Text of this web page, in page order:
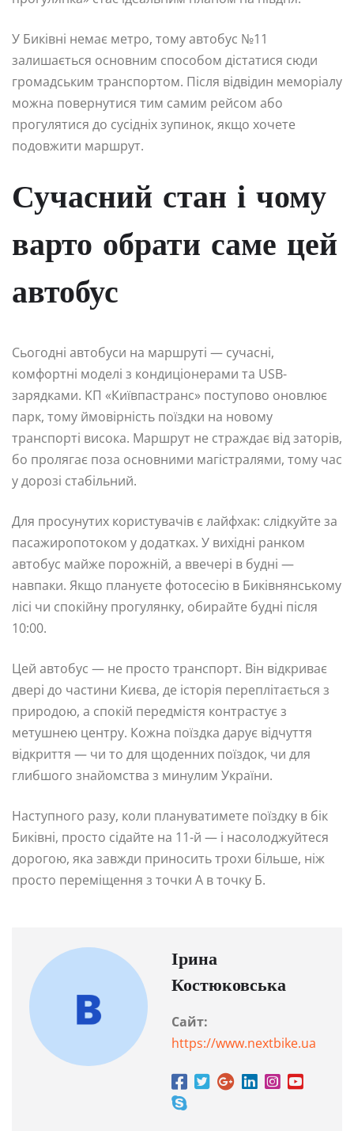
У Биківні немає метро, тому автобус №11
залишається основним способом дістатися сюди
громадським транспортом. Після відвідин меморіалу
можна повернутися тим самим рейсом або
прогулятися до сусідніх зупинок, якщо хочете
подовжити маршрут.
Сучасний стан і чому
варто обрати саме цей
автобус
Сьогодні автобуси на маршруті — сучасні,
комфортні моделі з кондиціонерами та USB-
зарядками. КП «Київпастранс» поступово оновлює
парк, тому ймовірність поїздки на новому
транспорті висока. Маршрут не страждає від заторів,
бо пролягає поза основними магістралями, тому час
у дорозі стабільний.
Для просунутих користувачів є лайфхак: слідкуйте за
пасажиропотоком у додатках. У вихідні ранком
автобус майже порожній, а ввечері в будні —
навпаки. Якщо плануєте фотосесію в Биківнянському
лісі чи спокійну прогулянку, обирайте будні після
10:00.
Цей автобус — не просто транспорт. Він відкриває
двері до частини Києва, де історія переплітається з
природою, а спокій передмістя контрастує з
метушнею центру. Кожна поїздка дарує відчуття
відкриття — чи то для щоденних поїздок, чи для
глибшого знайомства з минулим України.
Наступного разу, коли плануватимете поїздку в бік
Биківні, просто сідайте на 11-й — і насолоджуйтеся
дорогою, яка завжди приносить трохи більше, ніж
просто переміщення з точки А в точку Б.
Ірина
Костюковська
Сайт:
https://www.nextbike.ua